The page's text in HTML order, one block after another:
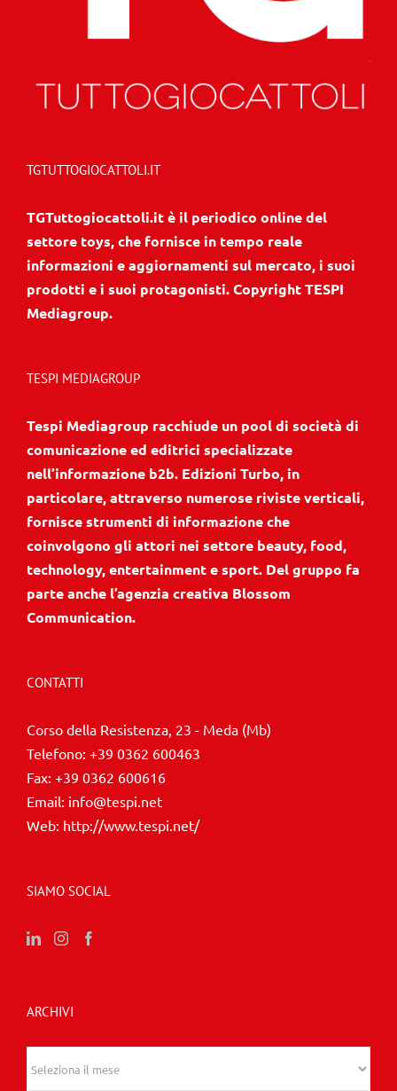
TGTUTTOGIOCATTOLI.IT
TGTuttogiocattoli.it è il periodico online del
settore toys, che fornisce in tempo reale
informazioni e aggiornamenti sul mercato, i suoi
prodotti e i suoi protagonisti. Copyright TESPI
Mediagroup.
TESPI MEDIAGROUP
Tespi Mediagroup racchiude un pool di società di
comunicazione ed editrici specializzate
nell’informazione b2b. Edizioni Turbo, in
particolare, attraverso numerose riviste verticali,
fornisce strumenti di informazione che
coinvolgono gli attori nei settore beauty, food,
technology, entertainment e sport. Del gruppo fa
parte anche l’agenzia creativa Blossom
Communication.
CONTATTI
Corso della Resistenza, 23 - Meda (Mb)
Telefono: +39 0362 600463
Fax: +39 0362 600616
Email: info@tespi.net
Web: http://www.tespi.net/
SIAMO SOCIAL
ARCHIVI